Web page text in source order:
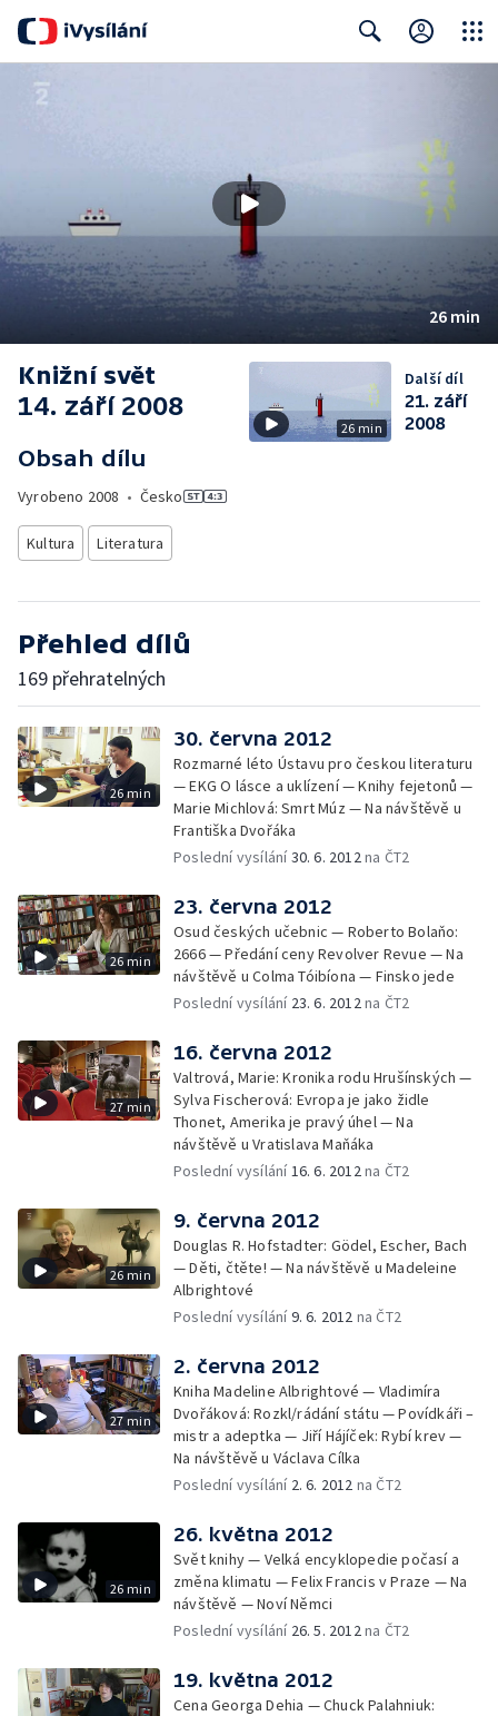
26 min
Knižní svět
14. září 2008
Obsah dílu
Vyrobeno 2008 • Česko
Kultura Literatura
26 min
Další díl
21. září
2008
Přehled dílů
169 přehratelných
26 min
30. června 2012
Rozmarné léto Ústavu pro českou literaturu
— EKG O lásce a uklízení — Knihy fejetonů —
Marie Michlová: Smrt Múz — Na návštěvě u
Františka Dvořáka
Poslední vysílání30. 6. 2012na ČT2
26 min
23. června 2012
Osud českých učebnic — Roberto Bolaňo:
2666 — Předání ceny Revolver Revue — Na
návštěvě u Colma Tóibíona — Finsko jede
Poslední vysílání 23. 6. 2012na ČT2
27 min
16. června 2012
Valtrová, Marie: Kronika rodu Hrušínských —
Sylva Fischerová: Evropa je jako židle
Thonet, Amerika je pravý úhel — Na
návštěvě u Vratislava Maňáka
Poslední vysílání16. 6. 2012na ČT2
26 min
9. června 2012
Douglas R. Hofstadter: Gödel, Escher, Bach
— Děti, čtěte! — Na návštěvě u Madeleine
Albrightové
Poslední vysílání9. 6. 2012 na ČT2
27 min
2. června 2012
Kniha Madeline Albrightové — Vladimíra
Dvořáková: Rozkl/rádání státu — Povídkáři –
mistr a adeptka — Jiří Hájíček: Rybí krev —
Na návštěvě u Václava Cílka
Poslední vysílání 2. 6. 2012 na ČT2
26 min
26. května 2012
Svět knihy — Velká encyklopedie počasí a
změna klimatu — Felix Francis v Praze — Na
návštěvě — Noví Němci
Poslední vysílání 26. 5. 2012na ČT2
19. května 2012
Cena Georga Dehia — Chuck Palahniuk: